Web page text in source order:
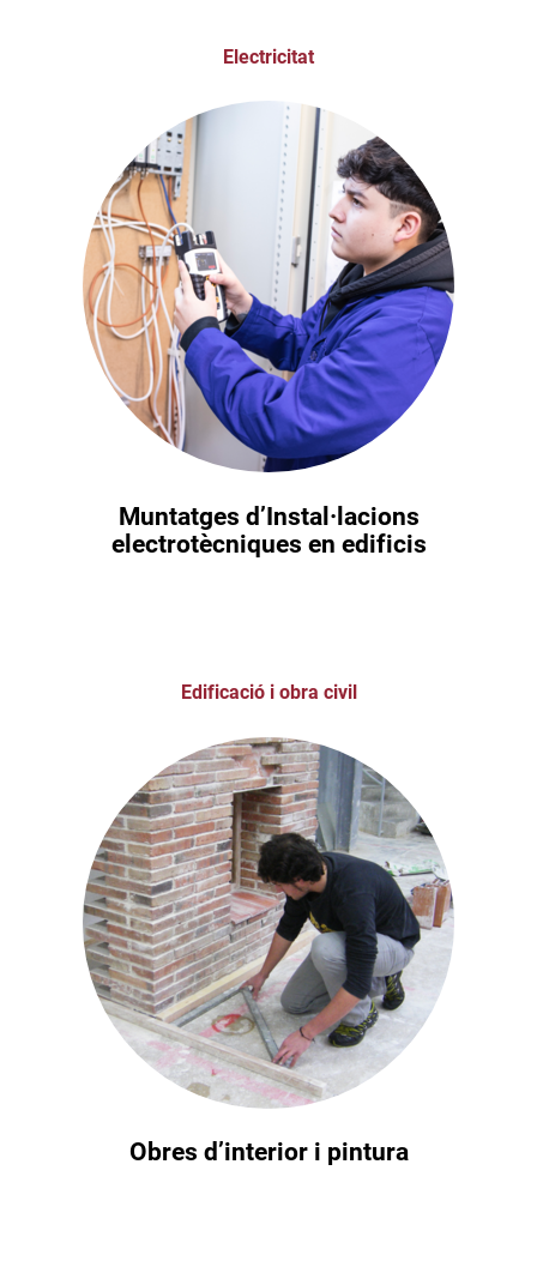
Muntatges d’Instal·lacions
electrotècniques en edificis
Electricitat
Obres d’interior i pintura
Edificació i obra civil